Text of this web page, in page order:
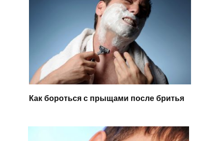
Как бороться с прыщами после бритья